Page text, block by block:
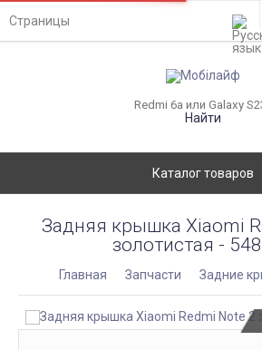
Страницы
Найти
Каталог товаров
Задняя крышка Xiaomi
золотистая -
Главная Запчасти Задние